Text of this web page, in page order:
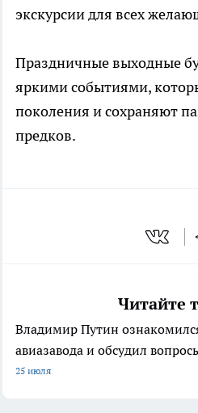
экскурсии для всех
Праздничные выходные
яркими событиями,
поколения и сохраняют
предков.
Читайте
Владимир Путин
авиазавода и обсудил
25 июля